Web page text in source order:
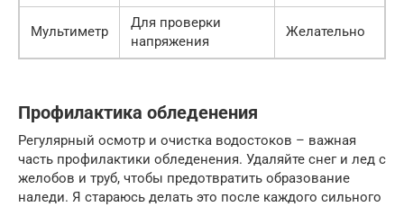
Мультиметр
Для проверки
напряжения
Желательно
Профилактика обледенения
Регулярный осмотр и очистка водостоков – важная
часть профилактики обледенения. Удаляйте снег и лед с
желобов и труб, чтобы предотвратить образование
наледи. Я стараюсь делать это после каждого сильного